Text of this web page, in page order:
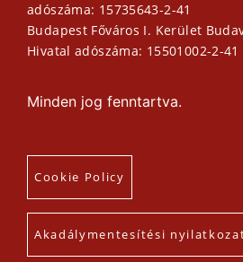
adószáma: 15735643-2-41
Budapest Főváros I. Kerület
Hivatal adószáma: 15501002-2-41
Minden jog fenntartva.
Cookie Policy
Akadálymentesítési